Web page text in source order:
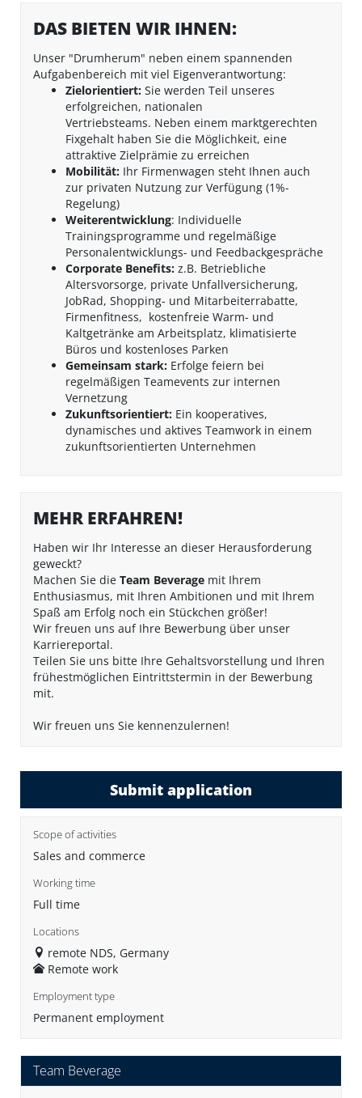
DAS BIETEN WIR IHNEN:
Unser "Drumherum" neben einem spannenden
Aufgabenbereich mit viel Eigenverantwortung:
Zielorientiert: Sie werden Teil unseres
erfolgreichen, nationalen
Vertriebsteams. Neben einem marktgerechten
Fixgehalt haben Sie die Möglichkeit, eine
attraktive Zielprämie zu erreichen
Mobilität: Ihr Firmenwagen steht Ihnen auch
zur privaten Nutzung zur Verfügung (1%-
Regelung)
Weiterentwicklung: Individuelle
Trainingsprogramme und regelmäßige
Personalentwicklungs- und Feedbackgespräche
Corporate Benefits: z.B. Betriebliche
Altersvorsorge, private Unfallversicherung,
JobRad, Shopping- und Mitarbeiterrabatte,
Firmenfitness, kostenfreie Warm- und
Kaltgetränke am Arbeitsplatz, klimatisierte
Büros und kostenloses Parken
Gemeinsam stark: Erfolge feiern bei
regelmäßigen Teamevents zur internen
Vernetzung
Zukunftsorientiert: Ein kooperatives,
dynamisches und aktives Teamwork in einem
zukunftsorientierten Unternehmen
MEHR ERFAHREN!
Haben wir Ihr Interesse an dieser Herausforderung
geweckt?
Machen Sie die Team Beverage mit Ihrem
Enthusiasmus, mit Ihren Ambitionen und mit Ihrem
Spaß am Erfolg noch ein Stückchen größer!
Wir freuen uns auf Ihre Bewerbung über unser
Karriereportal.
Teilen Sie uns bitte Ihre Gehaltsvorstellung und Ihren
frühestmöglichen Eintrittstermin in der Bewerbung
mit.
Wir freuen uns Sie kennenzulernen!
Submit application
Scope of activities
Sales and commerce
Working time
Full time
Locations
remote NDS, Germany
Remote work
Employment type
Permanent employment
Team Beverage